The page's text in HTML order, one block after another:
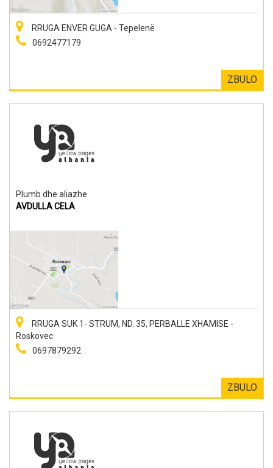
RRUGA ENVER GUGA - Tepelenë
0692477179
ZBULO
Plumb dhe aliazhe
AVDULLA CELA
RRUGA SUK 1- STRUM, ND. 35, PERBALLE XHAMISE -
Roskovec
0697879292
ZBULO